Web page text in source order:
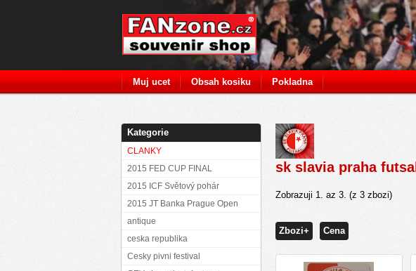
sk slavia praha futsal
Zobrazuji 1. az 3. (z 3 zbozi)
Zbozi+ Cena
Kategorie
CLANKY
2015 FED CUP FINAL
2015 ICF Světový pohár
2015 JT Banka Prague Open
antique
ceska republika
Cesky pivni festival
Muj ucet Obsah kosiku Pokladna